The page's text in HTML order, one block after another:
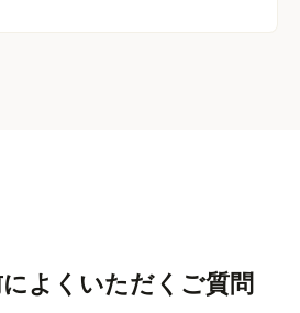
よくいただくご質問